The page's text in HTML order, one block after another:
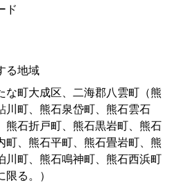
ド
る地域
な町大成区、二海郡八雲町（熊
川町、熊石泉岱町、熊石雲石
熊石折戸町、熊石黒岩町、熊石
町、熊石平町、熊石畳岩町、熊
川町、熊石鳴神町、熊石西浜町
限る。）